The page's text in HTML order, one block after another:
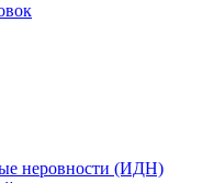
неровности (ИДН)